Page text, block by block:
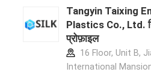
Tangyin Taixing
Plastics Co., Ltd.
प्रोफ़ाइल
16 Floor, Unit B,
International